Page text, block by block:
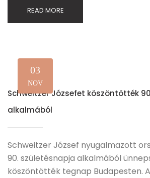
READ MORE
03
NOV
Schweitzer Józsefet köszöntötték
alkalmából
Schweitzer József nyugalmazott
90. születésnapja alkalmából
köszöntötték tegnap Budapesten.